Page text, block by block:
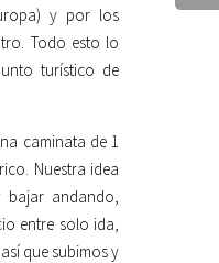
y por los
Todo esto lo
turístico de
caminata de 1
Nuestra idea
andando,
entre solo ida,
que subimos y